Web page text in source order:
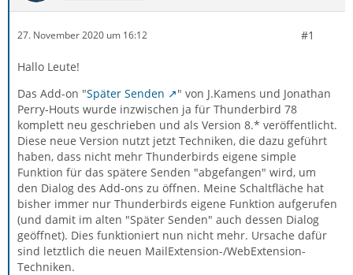
27. November 2020 um 16:12 #1
Hallo Leute!
Das Add-on "Später Senden
" von J.Kamens und Jonathan
Perry-Houts wurde inzwischen ja für Thunderbird 78
komplett neu geschrieben und als Version 8.* veröffentlicht.
Diese neue Version nutzt jetzt Techniken, die dazu geführt
haben, dass nicht mehr Thunderbirds eigene simple
Funktion für das spätere Senden "abgefangen" wird, um
den Dialog des Add-ons zu öffnen. Meine Schaltfläche hat
bisher immer nur Thunderbirds eigene Funktion aufgerufen
(und damit im alten "Später Senden" auch dessen Dialog
geöffnet). Dies funktioniert nun nicht mehr. Ursache dafür
sind letztlich die neuen MailExtension-/WebExtension-
Techniken.